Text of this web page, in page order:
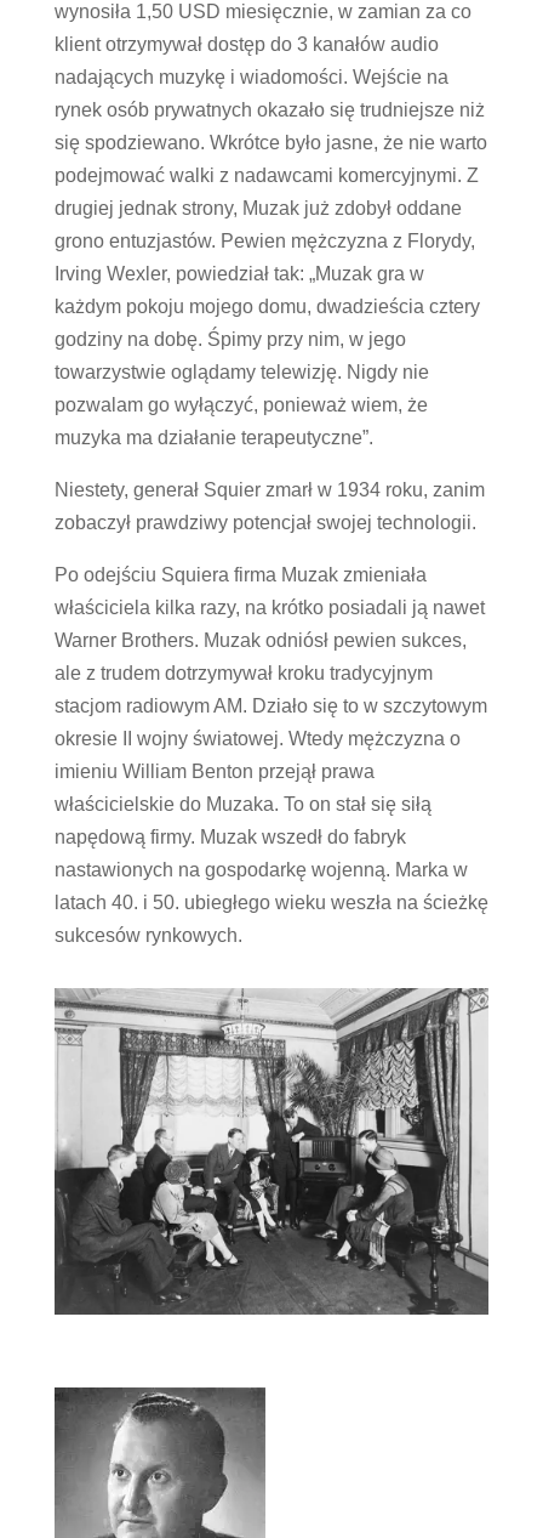
wynosiła 1,50 USD miesięcznie, w zamian za co
klient otrzymywał dostęp do 3 kanałów audio
nadających muzykę i wiadomości. Wejście na
rynek osób prywatnych okazało się trudniejsze niż
się spodziewano. Wkrótce było jasne, że nie warto
podejmować walki z nadawcami komercyjnymi. Z
drugiej jednak strony, Muzak już zdobył oddane
grono entuzjastów. Pewien mężczyzna z Florydy,
Irving Wexler, powiedział tak: „Muzak gra w
każdym pokoju mojego domu, dwadzieścia cztery
godziny na dobę. Śpimy przy nim, w jego
towarzystwie oglądamy telewizję. Nigdy nie
pozwalam go wyłączyć, ponieważ wiem, że
muzyka ma działanie terapeutyczne”.
Niestety, generał Squier zmarł w 1934 roku, zanim
zobaczył prawdziwy potencjał swojej technologii.
Po odejściu Squiera firma Muzak zmieniała
właściciela kilka razy, na krótko posiadali ją nawet
Warner Brothers. Muzak odniósł pewien sukces,
ale z trudem dotrzymywał kroku tradycyjnym
stacjom radiowym AM. Działo się to w szczytowym
okresie II wojny światowej. Wtedy mężczyzna o
imieniu William Benton przejął prawa
właścicielskie do Muzaka. To on stał się siłą
napędową firmy. Muzak wszedł do fabryk
nastawionych na gospodarkę wojenną. Marka w
latach 40. i 50. ubiegłego wieku weszła na ścieżkę
sukcesów rynkowych.